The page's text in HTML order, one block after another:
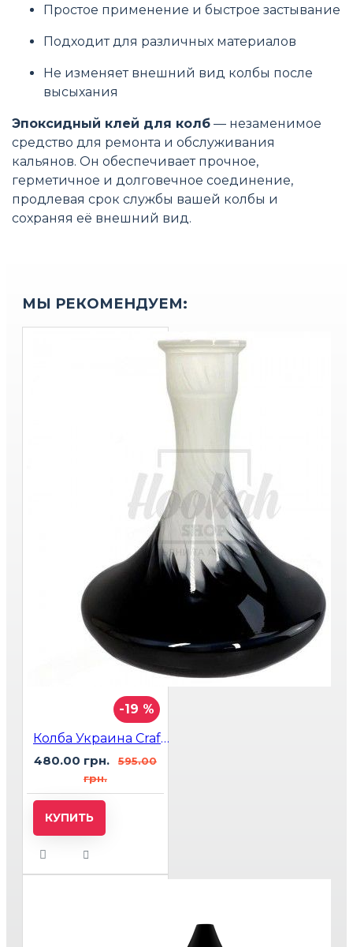
Простое применение и быстрое застывание
Подходит для различных материалов
Не изменяет внешний вид колбы после
высыхания
Эпоксидный клей для колб — незаменимое
средство для ремонта и обслуживания
кальянов. Он обеспечивает прочное,
герметичное и долговечное соединение,
продлевая срок службы вашей колбы и
сохраняя её внешний вид.
МЫ РЕКОМЕНДУЕМ:
-19 %
Колба Украина Craft Черно-Белая
480.00 грн.
595.00
грн.
КУПИТЬ